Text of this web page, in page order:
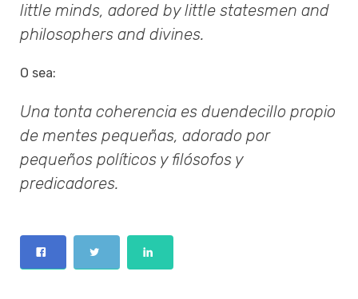
little minds, adored by little statesmen and
philosophers and divines.
O sea:
Una tonta coherencia es duendecillo propio
de mentes pequeñas, adorado por
pequeños políticos y filósofos y
predicadores.